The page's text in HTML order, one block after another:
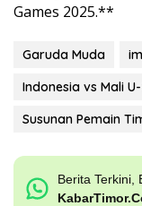
Games 2025.**
Garuda Muda
Indonesia vs Mali
Susunan Pemain
Berita Terkini,